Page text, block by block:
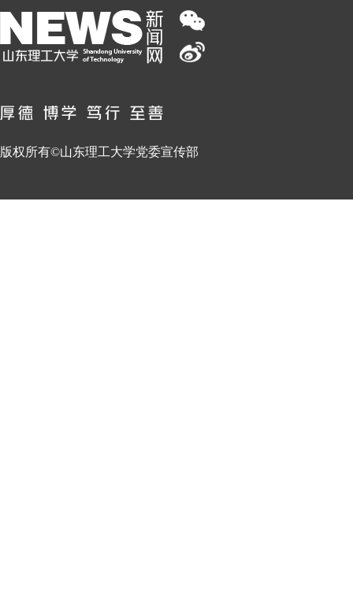
版权所有©山东理工大学党委宣传部